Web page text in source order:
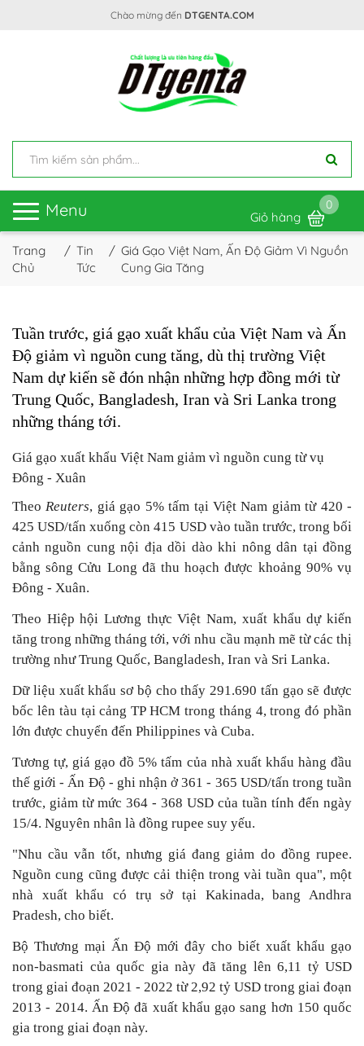
Chào mừng đến DTGENTA.COM
Menu Giỏ hàng
0
Trang
Chủ
Tin
Tức
Giá Gạo Việt Nam, Ấn Độ Giảm Vì Nguồn
Cung Gia Tăng
Tuần trước, giá gạo xuất khẩu của Việt Nam và Ấn
Độ giảm vì nguồn cung tăng, dù thị trường Việt
Nam dự kiến sẽ đón nhận những hợp đồng mới từ
Trung Quốc, Bangladesh, Iran và Sri Lanka trong
những tháng tới.
Giá gạo xuất khẩu Việt Nam giảm vì nguồn cung từ vụ
Đông - Xuân
TheoReuters, giá gạo 5% tấm tại Việt Nam giảm từ 420 -
425 USD/tấn xuống còn 415 USD vào tuần trước, trong bối
cảnh nguồn cung nội địa dồi dào khi nông dân tại đồng
bằng sông Cửu Long đã thu hoạch được khoảng 90% vụ
Đông - Xuân.
Theo Hiệp hội Lương thực Việt Nam, xuất khẩu dự kiến
tăng trong những tháng tới, với nhu cầu mạnh mẽ từ các thị
trường như Trung Quốc, Bangladesh, Iran và Sri Lanka.
Dữ liệu xuất khẩu sơ bộ cho thấy 291.690 tấn gạo sẽ được
bốc lên tàu tại cảng TP HCM trong tháng 4, trong đó phần
lớn được chuyển đến Philippines và Cuba.
Tương tự, giá gạo đồ 5% tấm của nhà xuất khẩu hàng đầu
thế giới - Ấn Độ - ghi nhận ở 361 - 365 USD/tấn trong tuần
trước, giảm từ mức 364 - 368 USD của tuần tính đến ngày
15/4. Nguyên nhân là đồng rupee suy yếu.
"Nhu cầu vẫn tốt, nhưng giá đang giảm do đồng rupee.
Nguồn cung cũng được cải thiện trong vài tuần qua", một
nhà xuất khẩu có trụ sở tại Kakinada, bang Andhra
Pradesh, cho biết.
Bộ Thương mại Ấn Độ mới đây cho biết xuất khẩu gạo
non-basmati của quốc gia này đã tăng lên 6,11 tỷ USD
trong giai đoạn 2021 - 2022 từ 2,92 tỷ USD trong giai đoạn
2013 - 2014. Ấn Độ đã xuất khẩu gạo sang hơn 150 quốc
gia trong giai đoạn này.